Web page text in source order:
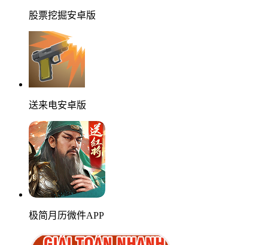
股票挖掘安卓版
送来电安卓版
极简月历微件APP